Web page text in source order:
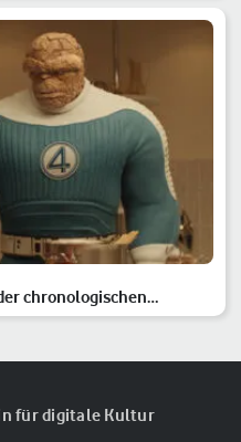
chronologischen
für digitale Kultur